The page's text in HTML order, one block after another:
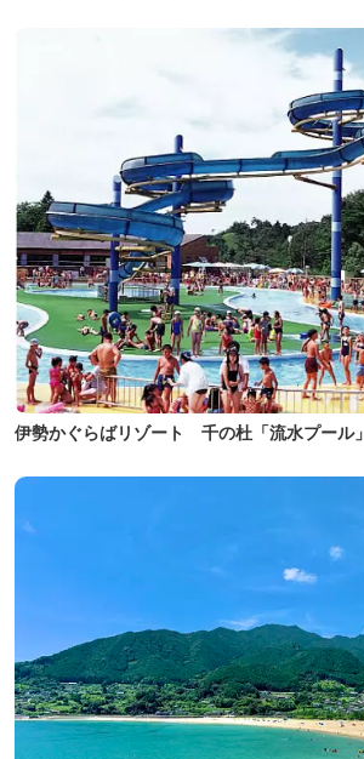
伊勢かぐらばリゾート 千の杜「流水プール」